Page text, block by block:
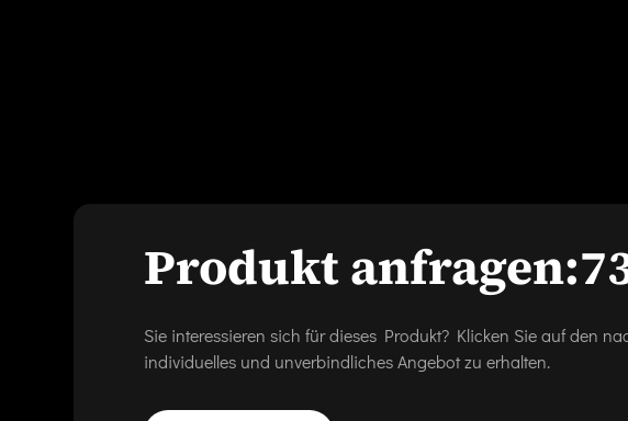
Produkt anfragen:
Sie interessieren sich für dieses Produkt? Klicken Sie auf den
individuelles und unverbindliches Angebot zu erhalten.